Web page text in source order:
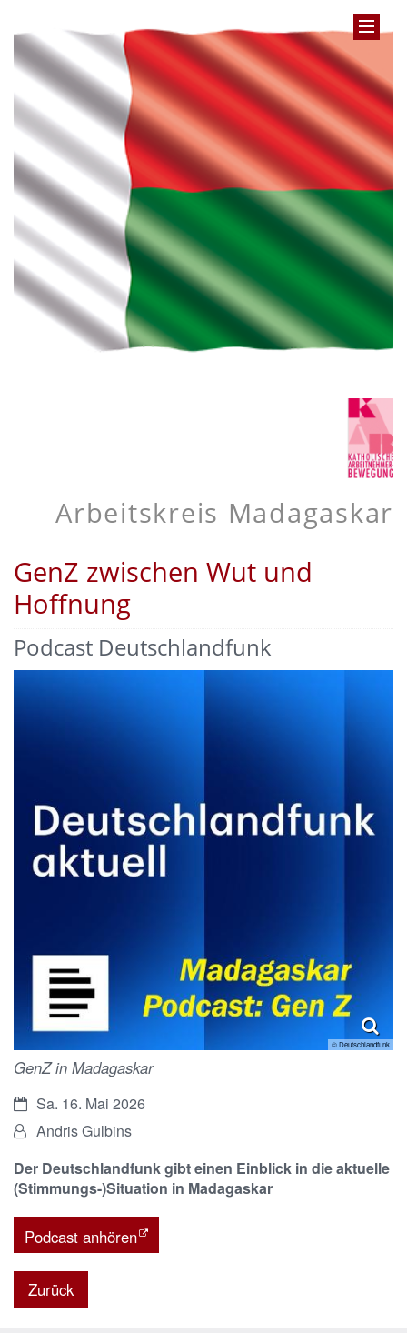
Arbeitskreis Madagaskar
GenZ zwischen Wut und
Hoffnung
Podcast Deutschlandfunk
© Deutschlandfunk
GenZ in Madagaskar
Datum:Sa. 16. Mai 2026
Von:Andris Gulbins
Der Deutschlandfunk gibt einen Einblick in die aktuelle
(Stimmungs-)Situation in Madagaskar
Podcast anhören
Zurück